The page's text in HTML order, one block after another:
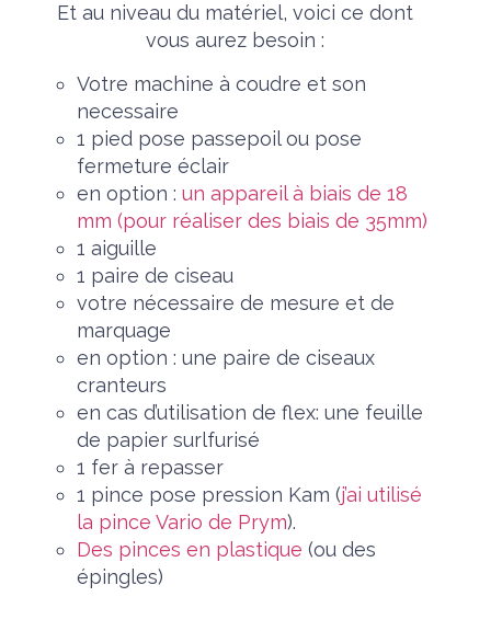
Et au niveau du matériel, voici ce dont
vous aurez besoin :
Votre machine à coudre et son
necessaire
1 pied pose passepoil ou pose
fermeture éclair
en option : un appareil à biais de 18
mm (pour réaliser des biais de 35mm)
1 aiguille
1 paire de ciseau
votre nécessaire de mesure et de
marquage
en option : une paire de ciseaux
cranteurs
en cas d’utilisation de flex: une feuille
de papier surlfurisé
1 fer à repasser
1 pince pose pression Kam (j’ai utilisé
la pince Vario de Prym).
Des pinces en plastique (ou des
épingles)